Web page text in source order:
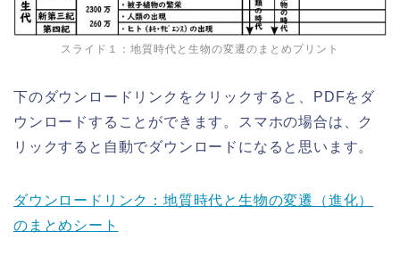
スライド１：地質時代と生物の変遷のまとめプリント
下のダウンロードリンクをクリックすると、PDFをダ
ウンロードすることができます。スマホの場合は、ク
リックすると自動でダウンロードになると思います。
ダウンロードリンク：地質時代と生物の変遷（進化）
のまとめシート